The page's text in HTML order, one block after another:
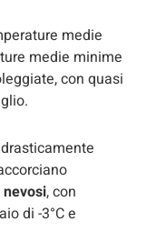
medie
medie minime
con quasi
, con
di -3°C e